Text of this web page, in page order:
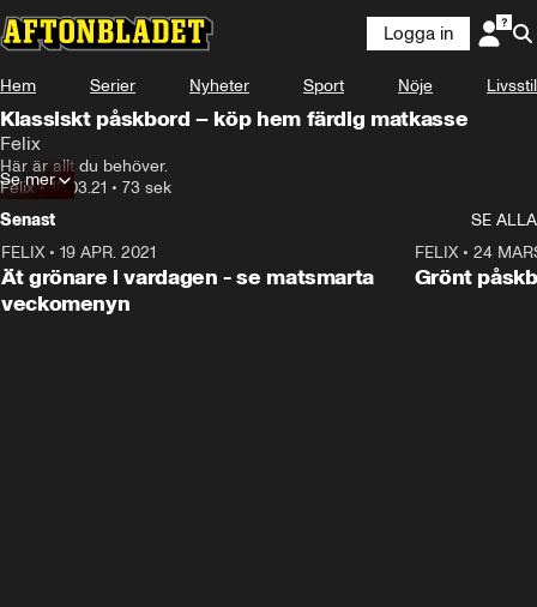
Annons
Annons från Felix
Logga in
Hem Serier Nyheter Sport Nöje Livsstil
Klassiskt påskbord – köp hem färdig matkasse
Felix
Här är allt du behöver.
Felix•18.03.21 • 73 sek
Se mer
Senast
SE ALLA
FELIX• 19 APR. 2021
Ät grönare i vardagen - se matsmarta
veckomenyn
FELIX• 24
Grönt